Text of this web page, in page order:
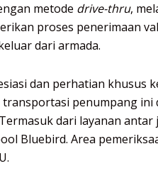
metode drive-thru,
proses penerimaan
dari armada.
dan perhatian khusus
penumpang ini
dari layanan
Bluebird. Area